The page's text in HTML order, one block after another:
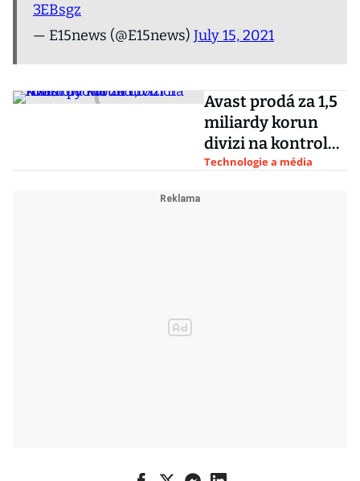
3EBsgz
— E15news (@E15news) July 15, 2021
Avast prodá za 1,5
miliardy korun
divizi na kontrolu
mobilů rodiči
Technologie a média